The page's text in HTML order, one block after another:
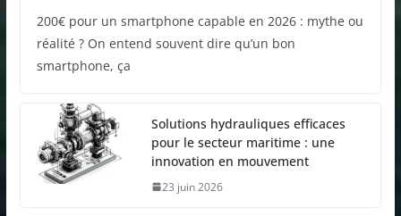
200€ pour un smartphone capable en 2026 : mythe ou
réalité ? On entend souvent dire qu’un bon
smartphone, ça
Solutions hydrauliques efficaces
pour le secteur maritime : une
innovation en mouvement
23 juin 2026